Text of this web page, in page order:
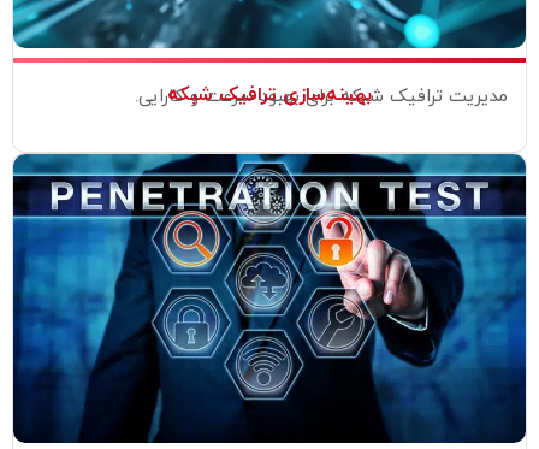
بهینه‌سازی ترافیک شبکه
مدیریت ترافیک شبکه برای بهبود سرعت و کارایی.